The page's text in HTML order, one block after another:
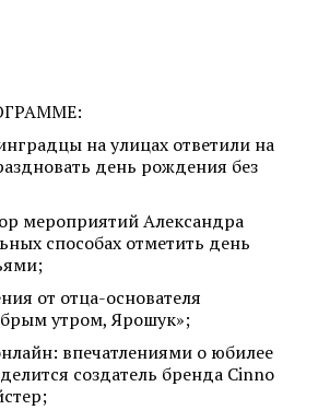
на улицах ответили на
день рождения без
мероприятий Александра
способах отметить день
от отца-основателя
утром, Ярошук»;
впечатлениями о юбилее
создатель бренда Cinno